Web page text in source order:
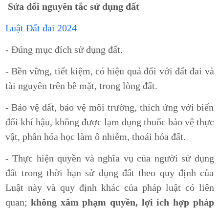
Sửa đổi nguyên tắc sử dụng đất
Luật Đất đai 2024
- Đúng mục đích sử dụng đất.
- Bền vững, tiết kiệm, có hiệu quả đối với đất đai và
tài nguyên trên bề mặt, trong lòng đất.
- Bảo vệ đất, bảo vệ môi trường, thích ứng với biến
đổi khí hậu, không được lạm dụng thuốc bảo vệ thực
vật, phân hóa học làm ô nhiễm, thoái hóa đất.
- Thực hiện quyền và nghĩa vụ của người sử dụng
đất trong thời hạn sử dụng đất theo quy định của
Luật này và quy định khác của pháp luật có liên
quan;không xâm phạm quyền, lợi ích hợp pháp